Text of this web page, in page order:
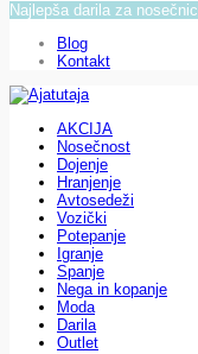
Najlepša darila za
Blog
Kontakt
AKCIJA
Nosečnost
Dojenje
Hranjenje
Avtosedeži
Vozički
Potepanje
Igranje
Spanje
Nega in kopanje
Moda
Darila
Outlet